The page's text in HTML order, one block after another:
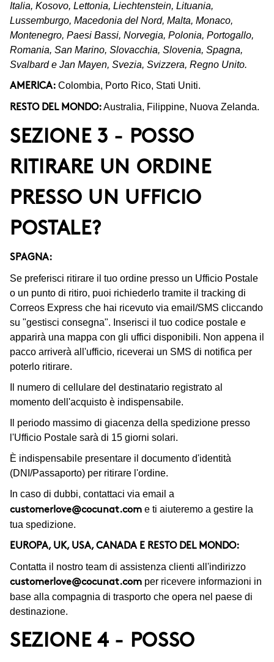
Italia, Kosovo, Lettonia, Liechtenstein, Lituania,
Lussemburgo, Macedonia del Nord, Malta, Monaco,
Montenegro, Paesi Bassi, Norvegia, Polonia, Portogallo,
Romania, San Marino, Slovacchia, Slovenia, Spagna,
Svalbard e Jan Mayen, Svezia, Svizzera, Regno Unito.
AMERICA: Colombia, Porto Rico, Stati Uniti.
RESTO DEL MONDO: Australia, Filippine, Nuova Zelanda.
SEZIONE 3 - POSSO
RITIRARE UN ORDINE
PRESSO UN UFFICIO
POSTALE?
SPAGNA:
Se preferisci ritirare il tuo ordine presso un Ufficio Postale
o un punto di ritiro, puoi richiederlo tramite il tracking di
Correos Express che hai ricevuto via email/SMS cliccando
su "gestisci consegna". Inserisci il tuo codice postale e
apparirà una mappa con gli uffici disponibili. Non appena il
pacco arriverà all'ufficio, riceverai un SMS di notifica per
poterlo ritirare.
Il numero di cellulare del destinatario registrato al
momento dell'acquisto è indispensabile.
Il periodo massimo di giacenza della spedizione presso
l'Ufficio Postale sarà di 15 giorni solari.
È indispensabile presentare il documento d'identità
(DNI/Passaporto) per ritirare l'ordine.
In caso di dubbi, contattaci via email a
customerlove@cocunat.com e ti aiuteremo a gestire la
tua spedizione.
EUROPA, UK, USA, CANADA E RESTO DEL MONDO:
Contatta il nostro team di assistenza clienti all'indirizzo
customerlove@cocunat.com per ricevere informazioni in
base alla compagnia di trasporto che opera nel paese di
destinazione.
SEZIONE 4 - POSSO